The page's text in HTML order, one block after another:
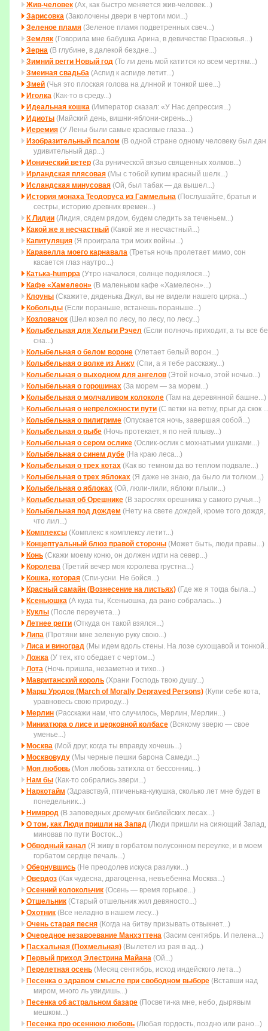
Жив-человек (Ах, как быстро меняется жив-человек...)
Зарисовка (Заколочены двеpи в чеpтоги мои...)
Зеленое пламя (Зеленое пламя подветренных свеч...)
Земляк (Говорила мне бабушка Арина, в девичестве Прасковья...)
Зерна (В глубине, в далекой бездне...)
Зимний регги Новый год (То ли день мой катится ко всем чеpтям...)
Змеиная свадьба (Аспид к аспиде летит...)
Змей (Чья это плоская голова на длнной и тонкой шее...)
Иголка (Как-то в среду...)
Идеальная кошка (Император сказал: «У Нас депрессия...)
Идиоты (Майский день, вишни-яблони-сирень...)
Иеремия (У Лены были самые красивые глаза...)
Изобразительный псалом (В одной стране одному человеку был дан
удивительный дар...)
Ионический ветер (За рунической вязью священных холмов...)
Ирландская плясовая (Мы с тобой купим красный шелк...)
Исландская минусовая (Ой, был табак — да вышел...)
История монаха Теодоруса из Гаммельна (Послушайте, братья и
сестры, историю древних времен...)
К Лидии (Лидия, сядем рядом, будем следить за теченьем...)
Какой же я несчастный (Какой же я несчастный...)
Капитуляция (Я проиграла три моих войны...)
Каравелла моего карнавала (Третья ночь пролетает мимо, cон
касается глаз наутро...)
Катька-humppa (Утро началося, солнце поднялося...)
Кафе «Хамелеон» (В маленьком кафе «Хамелеон»...)
Клоуны (Скажите, дяденька Джул, вы не видели нашего цирка...)
Кобольды (Если пораньше, встанешь пораньше...)
Козловачок (Шел козел по лесу, по лесу, по лесу...)
Колыбельная для Хельги Рэчел (Если полночь приходит, а ты все
сна...)
Колыбельная о белом вороне (Улетает белый ворон...)
Колыбельная о волке из Анжу (Спи, а я тебе расскажу...)
Колыбельная о выходном для ангелов (Этой ночью, этой ночью...)
Колыбельная о горошинах (За морем — за морем...)
Колыбельная о молчаливом колоколе (Там на деревянной башне...)
Колыбельная о непреложности пути (С ветки на ветку, прыг да скок
Колыбельная о пилигриме (Опускается ночь, завершая собой...)
Колыбельная о рыбе (Ночь протекает, я по ней плыву...)
Колыбельная о сером ослике (Ослик-ослик с мохнатыми ушками...)
Колыбельная о синем дубе (На краю леса...)
Колыбельная о трех котах (Как во темном да во теплом подвале...)
Колыбельная о трех яблоках (Я даже не знаю, да было ли толком...)
Колыбельная о яблоках (Ой, люли-лили, яблоки плыли...)
Колыбельная об Орешнике (В зарослях орешника у самого ручья...)
Колыбельная под дождем (Нету на свете дождей, кpоме того дождя,
что лил...)
Комплексы (Комплекс к комплексу летит...)
Концептуальный блюз правой стороны (Может быть, люди правы...)
Конь (Скажи моему коню, он должен идти на север...)
Королева (Третий вечер моя королева грустна...)
Кошка, которая (Спи-усни. Не бойся...)
Красный самайн (Вознесение на листьях) (Где же я тогда была...)
Ксеньюшка (А куда ты, Ксеньюшка, да рано собралась...)
Куклы (После переучета...)
Летнее регги (Откуда он такой взялся...)
Липа (Протяни мне зеленую руку свою...)
Лиса и виноград (Мы идем вдоль стены. На лозе сухощавой и
Ложка (У тех, кто обедает с чертом...)
Лота (Ночь пришла, незаметно и тихо...)
Мавританский король (Храни Господь твою душу...)
Марш Уродов (March of Morally Depraved Persons) (Купи себе кота,
уравновесь свою природу...)
Мерлин (Расскажи нам, что случилось, Мерлин, Мерлин...)
Миниатюра о лисе и церковной колбасе (Всякому зверю — свое
уменье...)
Москва (Мой друг, когда ты вправду хочешь...)
Москвовуду (Мы черные пешки барона Самеди...)
Моя любовь (Моя любовь затихла от бессонниц...)
Нам бы (Как-то собрались звери...)
Наркотайм (Здравствуй, птиченька-кукушка, сколько лет мне будет в
понедельник...)
Нимврод (В заповедных дремучих библейских лесах...)
О том, как Люди пришли на Запад (Люди пришли на сияющий Запад,
миновав по пути Восток...)
Обводный канал (Я живу в горбатом полусонном переулке, и в моем
горбатом сердце печаль...)
Обернувшись (Не преодолев искуса разлуки...)
Овердоз (Как чудесна, драгоценна, невъебенна Москва...)
Осенний колокольчик (Осень — время горькое...)
Отшельник (Старый отшельник жил девяносто...)
Охотник (Все неладно в нашем лесу...)
Очень старая песня (Когда на битву пpизывать отвыкнет...)
Очередное незавоевание Манхэттена (Засим сентябрь. И пелена...)
Пасхальная (Похмельная) (Вылетел из рая в ад...)
Первый приход Элестрина Майана (Ой...)
Перелетная осень (Месяц сентябрь, исход индейского лета...)
Песенка о здравом смысле при свободном выборе (Вставши над
миpом, много ль увидишь...)
Песенка об астральном базаре (Посвети-ка мне, небо, дырявым
мешком...)
Песенка про осеннюю любовь (Любая гордость, поздно или рано...)